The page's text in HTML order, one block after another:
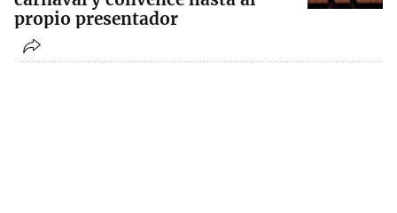
propio presentador